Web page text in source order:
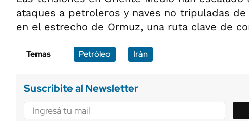
ataques a petroleros y naves no tripuladas de
en el estrecho de Ormuz, una ruta clave de
Temas Petróleo Irán
Suscribite al Newsletter